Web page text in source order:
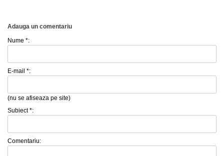
Adauga un comentariu
Nume *:
E-mail *:
(nu se afiseaza pe site)
Subiect *:
Comentariu: